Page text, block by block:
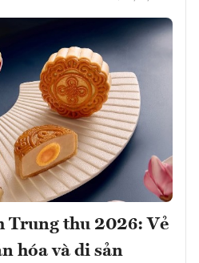
Trung thu 2026: Vẻ
hóa và di sản